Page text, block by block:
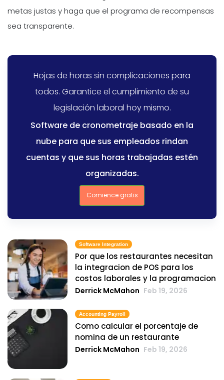
metas justas y haga que el programa de recompensas
sea transparente.
Hojas de horas sin complicaciones para
todos. Garantice el cumplimiento de su
legislación laboral hoy mismo.
Software de cronometraje basado en la
nube para que sus empleados rindan
cuentas y que sus horas trabajadas estén
organizadas.
Comience gratis
Software Integration
Por que los restaurantes necesitan
la integracion de POS para los
costos laborales y la programacion
Derrick McMahon Feb 19, 2026
Accounting Payroll
Como calcular el porcentaje de
nomina de un restaurante
Derrick McMahon Feb 19, 2026